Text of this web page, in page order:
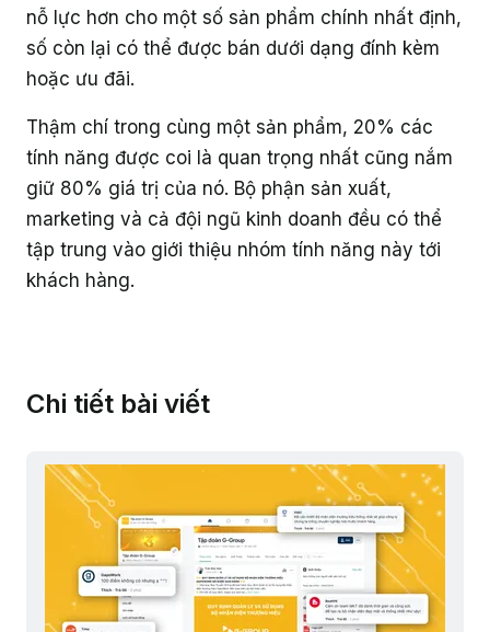
nỗ lực hơn cho một số sản phẩm chính nhất định,
số còn lại có thể được bán dưới dạng đính kèm
hoặc ưu đãi.
Thậm chí trong cùng một sản phẩm, 20% các
tính năng được coi là quan trọng nhất cũng nắm
giữ 80% giá trị của nó. Bộ phận sản xuất,
marketing và cả đội ngũ kinh doanh đều có thể
tập trung vào giới thiệu nhóm tính năng này tới
khách hàng.
Chi tiết bài viết